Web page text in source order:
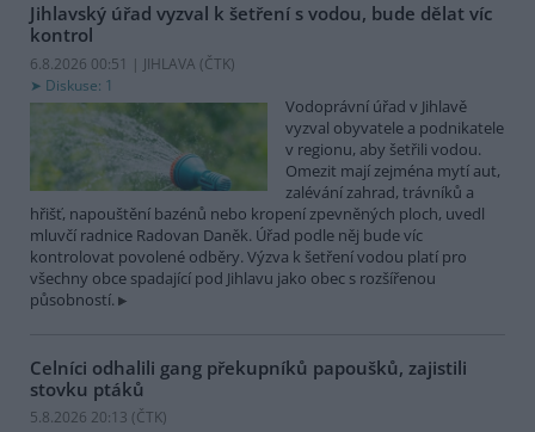
Jihlavský úřad vyzval k šetření s vodou, bude dělat víc
kontrol
6.8.2026 00:51 | JIHLAVA (ČTK)
Diskuse: 1
Vodoprávní úřad v Jihlavě
vyzval obyvatele a podnikatele
v regionu, aby šetřili vodou.
Omezit mají zejména mytí aut,
zalévání zahrad, trávníků a
hřišť, napouštění bazénů nebo kropení zpevněných ploch, uvedl
mluvčí radnice Radovan Daněk. Úřad podle něj bude víc
kontrolovat povolené odběry. Výzva k šetření vodou platí pro
všechny obce spadající pod Jihlavu jako obec s rozšířenou
působností.
Celníci odhalili gang překupníků papoušků, zajistili
stovku ptáků
5.8.2026 20:13 (ČTK)